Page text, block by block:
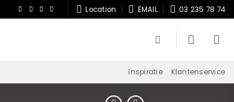
Location EMAIL 03 235 78 74
Inspiratie Klantenservice